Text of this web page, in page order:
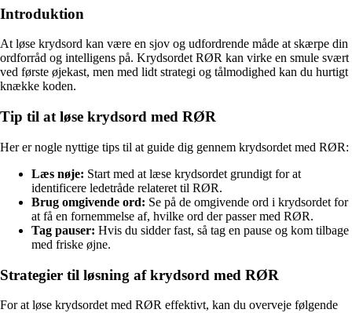
Introduktion
At løse krydsord kan være en sjov og udfordrende måde at skærpe din
ordforråd og intelligens på. Krydsordet RØR kan virke en smule svært
ved første øjekast, men med lidt strategi og tålmodighed kan du hurtigt
knække koden.
Tip til at løse krydsord med RØR
Her er nogle nyttige tips til at guide dig gennem krydsordet med RØR:
Læs nøje: Start med at læse krydsordet grundigt for at
identificere ledetråde relateret til RØR.
Brug omgivende ord: Se på de omgivende ord i krydsordet for
at få en fornemmelse af, hvilke ord der passer med RØR.
Tag pauser: Hvis du sidder fast, så tag en pause og kom tilbage
med friske øjne.
Strategier til løsning af krydsord med RØR
For at løse krydsordet med RØR effektivt, kan du overveje følgende